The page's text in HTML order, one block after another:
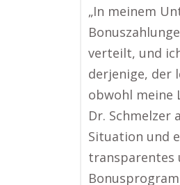
„In meinem
verteilt, und
derjenige, der
obwohl meine
Dr. Schmelzer
Situation und
transparentes